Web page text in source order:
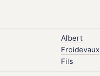
Albert
Froidevaux
Fils